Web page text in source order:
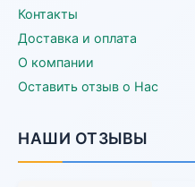
Контакты
Доставка и оплата
О компании
Оставить отзыв о Нас
НАШИ ОТЗЫВЫ